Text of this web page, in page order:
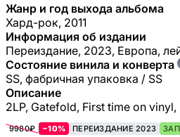
Жанр и год выхода альбома
Хард-рок, 2011
Информация об издании
Переиздание, 2023, Европа,
Состояние винила и конверта
SS, фабричная упаковка / SS
Описание
2LP, Gatefold, First time on
9980₽ −10% ПЕРЕИЗДАНИЕ 2023